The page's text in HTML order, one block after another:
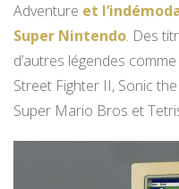
Adventure et
Super Nintendo. Des
d’autres légendes
Street Fighter II, Sonic
Super Mario Bros et